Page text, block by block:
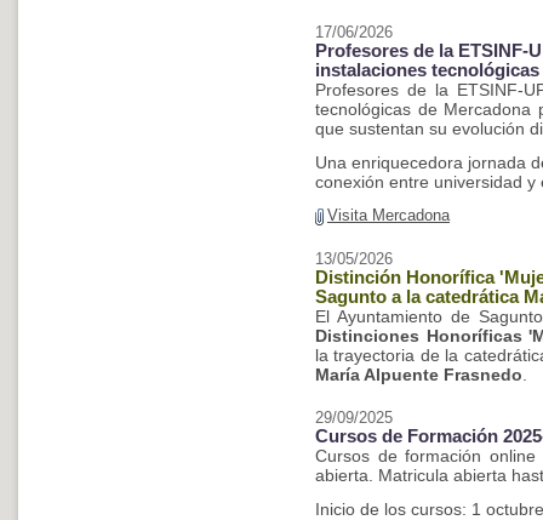
17/06/2026
Profesores de la ETSINF-
instalaciones
Profesores de la ETSINF-
tecnológicas de Mercadona
que sustentan su evolución
Una enriquecedora jornada
conexión entre universidad y
Visita Mercadona
13/05/2026
Distinción Honorífica
Sagunto a la catedrática
El Ayuntamiento de
Distinciones Honoríficas
la trayectoria de la
María Alpuente Frasnedo
29/09/2025
Cursos de Formación
Cursos de formación
abierta. Matricula abierta
Inicio de los cursos: 1